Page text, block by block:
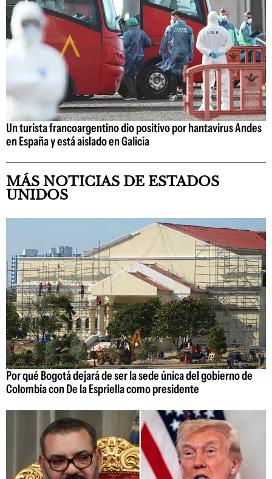
Un turista francoargentino dio positivo por hantavirus Andes
en España y está aislado en Galicia
MÁS NOTICIAS DE ESTADOS
UNIDOS
Por qué Bogotá dejará de ser la sede única del gobierno de
Colombia con De la Espriella como presidente